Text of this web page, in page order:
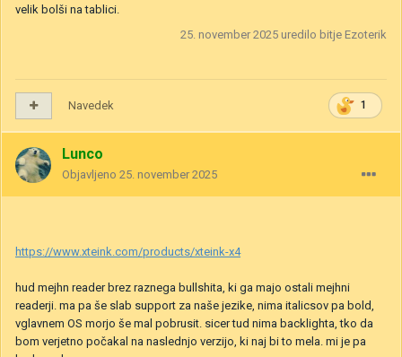
velik bolši na tablici.
25. november 2025 uredilo bitje Ezoterik
1
Navedek
Lunco
Objavljeno 25. november 2025
https://www.xteink.com/products/xteink-x4
hud mejhn reader brez raznega bullshita, ki ga majo ostali mejhni
readerji. ma pa še slab support za naše jezike, nima italicsov pa bold,
vglavnem OS morjo še mal pobrusit. sicer tud nima backlighta, tko da
bom verjetno počakal na naslednjo verzijo, ki naj bi to mela. mi je pa